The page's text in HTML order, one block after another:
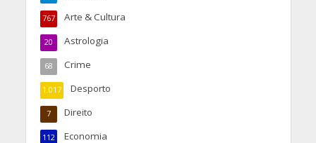
Arte & Cultura
767
Astrologia
20
Crime
68
Desporto
1.017
Direito
7
Economia
112